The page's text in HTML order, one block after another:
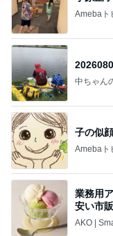
Amebaト
中ちゃん
子の似
Amebaト
業務用
安い市
トレ
AKO |